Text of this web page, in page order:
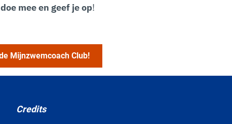
doe mee en geef je op!
Mijnzwemcoach Club!
Credits